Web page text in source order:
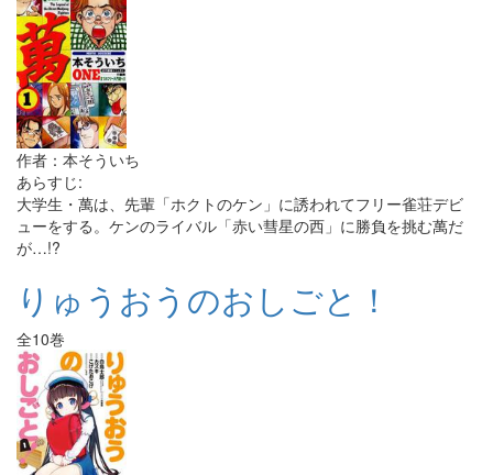
作者：本そういち
あらすじ:
大学生・萬は、先輩「ホクトのケン」に誘われてフリー雀荘デビ
ューをする。ケンのライバル「赤い彗星の西」に勝負を挑む萬だ
が…!?
りゅうおうのおしごと！
全10巻